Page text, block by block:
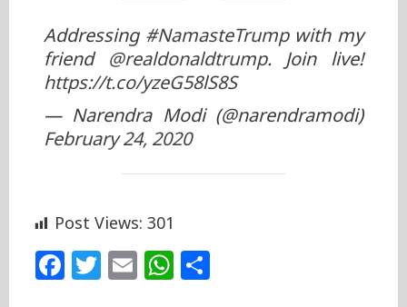
Addressing#NamasteTrumpwith
my friend@realdonaldtrump. Join
live!https://t.co/yzeG58lS8S
— Narendra Modi (@narendramodi)
February 24, 2020
Post Views: 301
Facebook
Twitter
EmailWhatsApp